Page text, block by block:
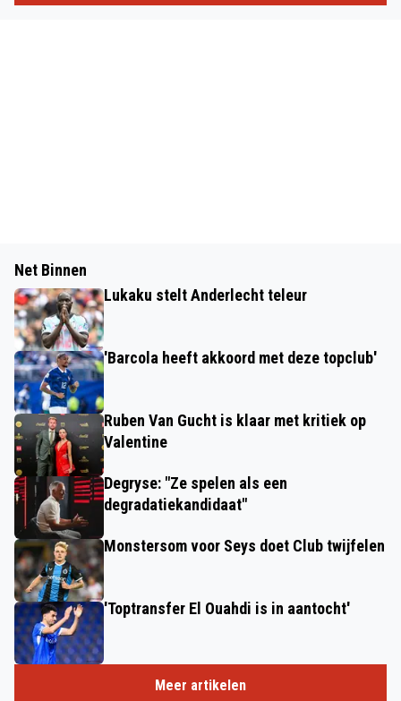
Net Binnen
Lukaku stelt Anderlecht teleur
'Barcola heeft akkoord met deze topclub'
Ruben Van Gucht is klaar met kritiek op
Valentine
Degryse: "Ze spelen als een
degradatiekandidaat"
Monstersom voor Seys doet Club twijfelen
'Toptransfer El Ouahdi is in aantocht'
Meer artikelen